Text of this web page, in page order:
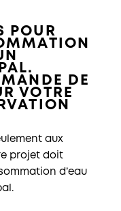
POUR
DE
VOTRE
aux
projet doit
d’eau